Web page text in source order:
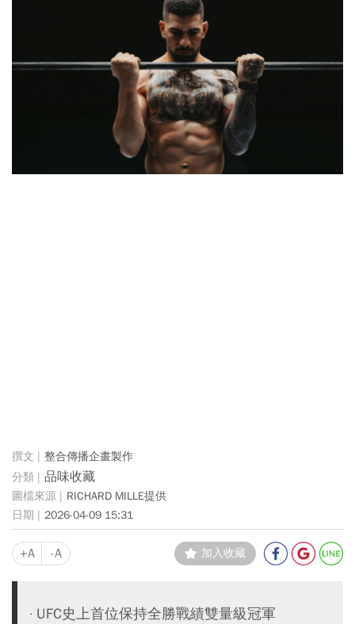
整合傳播企畫製作
品味收藏
RICHARD MILLE提供
2026-04-09 15:31
+A -A 加入收藏
· UFC史上首位保持全勝戰績雙量級冠軍